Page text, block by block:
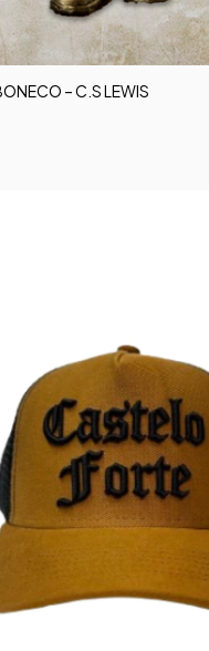
– C.S LEWIS